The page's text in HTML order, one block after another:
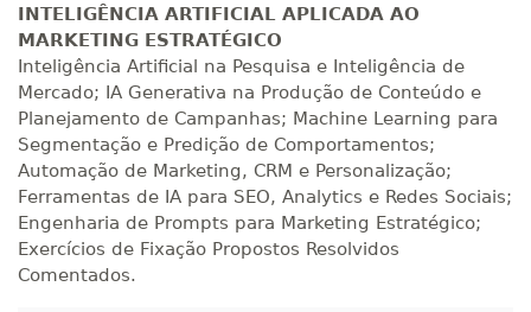
INTELIGÊNCIA ARTIFICIAL APLICADA AO
MARKETING ESTRATÉGICO
Inteligência Artificial na Pesquisa e Inteligência de
Mercado; IA Generativa na Produção de Conteúdo e
Planejamento de Campanhas; Machine Learning para
Segmentação e Predição de Comportamentos;
Automação de Marketing, CRM e Personalização;
Ferramentas de IA para SEO, Analytics e Redes Sociais;
Engenharia de Prompts para Marketing Estratégico;
Exercícios de Fixação Propostos Resolvidos
Comentados.